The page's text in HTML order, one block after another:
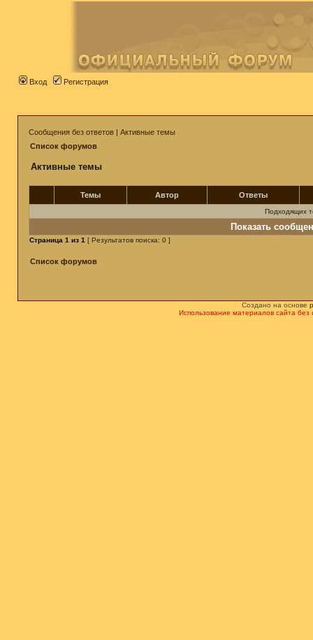
Вход Регистрация
Сообщения без ответов | Активные темы
Список форумов
Активные темы
Темы Автор Ответы
Подходящих
Показать
Страница 1 из 1 [ Результатов поиска: 0 ]
Список форумов
Создано на основе
Использование материалов сайта